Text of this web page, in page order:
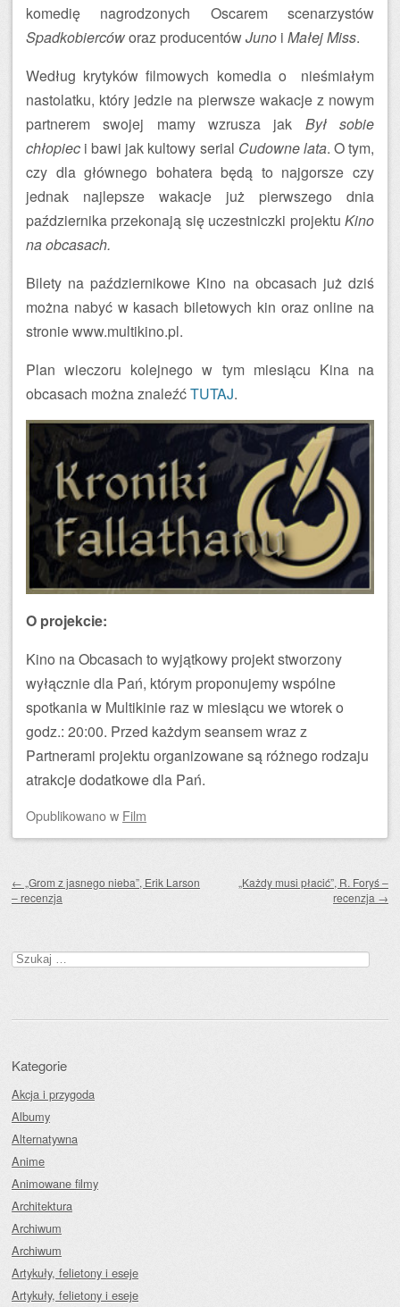
komedię nagrodzonych Oscarem scenarzystów
Spadkobiercóworaz producentówJuno i Małej Miss.
Według krytyków filmowych komedia o nieśmiałym
nastolatku, który jedzie na pierwsze wakacje z nowym
partnerem swojej mamy wzrusza jak Był sobie
chłopiec i bawi jak kultowy serial Cudowne lata. O tym,
czy dla głównego bohatera będą to najgorsze czy
jednak najlepsze wakacje już pierwszego dnia
października przekonają się uczestniczki projektu Kino
na obcasach.
Bilety na październikowe Kino na obcasach już dziś
można nabyć w kasach biletowych kin oraz online na
stronie www.multikino.pl.
Plan wieczoru kolejnego w tym miesiącu Kina na
obcasach można znaleźćTUTAJ.
O projekcie:
Kino na Obcasach to wyjątkowy projekt stworzony
wyłącznie dla Pań, którym proponujemy wspólne
spotkania w Multikinie raz w miesiącu we wtorek o
godz.: 20:00. Przed każdym seansem wraz z
Partnerami projektu organizowane są różnego rodzaju
atrakcje dodatkowe dla Pań.
Opublikowanow Film
← „Grom z jasnego nieba”, Erik Larson
– recenzja
„Każdy musi płacić”, R. Foryś –
recenzja →
Szukaj:
Kategorie
Akcja i przygoda
Albumy
Alternatywna
Anime
Animowane filmy
Architektura
Archiwum
Archiwum
Artykuły, felietony i eseje
Artykuły, felietony i eseje